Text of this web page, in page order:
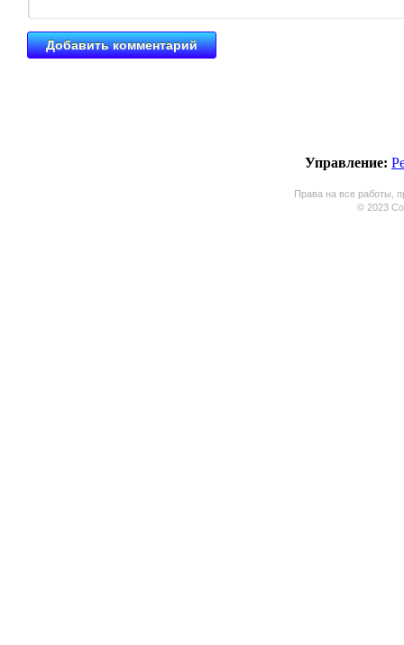
Управление:
Права на все работы,
© 2023